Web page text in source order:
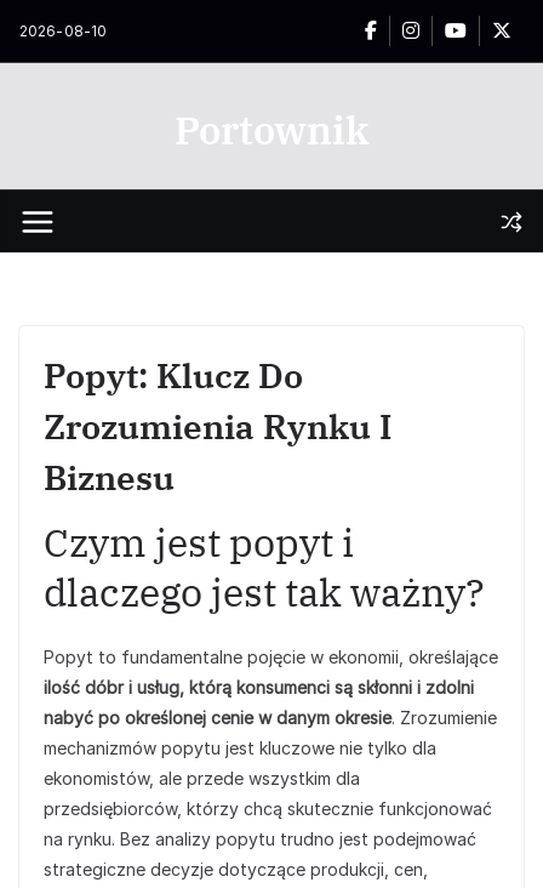
2026-08-10
Portownik
Popyt: Klucz Do
Zrozumienia Rynku I
Biznesu
Czym jest popyt i
dlaczego jest tak ważny?
Popyt to fundamentalne pojęcie w ekonomii, określające
ilość dóbr i usług, którą konsumenci są skłonni i zdolni
nabyć po określonej cenie w danym okresie. Zrozumienie
mechanizmów popytu jest kluczowe nie tylko dla
ekonomistów, ale przede wszystkim dla
przedsiębiorców, którzy chcą skutecznie funkcjonować
na rynku. Bez analizy popytu trudno jest podejmować
strategiczne decyzje dotyczące produkcji, cen,